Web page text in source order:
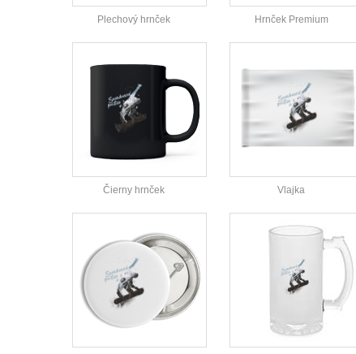
Plechový hrnček Hrnček Premium
Čierny hrnček Vlajka